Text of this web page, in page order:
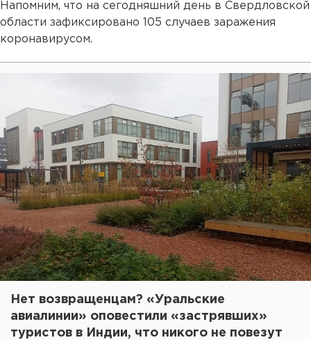
Напомним, что на сегодняшний день в Свердловской
области зафиксировано 105 случаев заражения
коронавирусом.
Нет возвращенцам? «Уральские
авиалинии» оповестили «застрявших»
туристов в Индии, что никого не повезут